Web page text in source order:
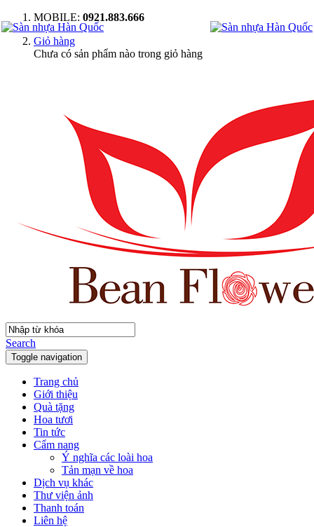
MOBILE: 0921.883.666
Giỏ hàng
Chưa có sản phẩm nào trong giỏ hàng
Search
Toggle navigation
Trang chủ
Giới thiệu
Quà tặng
Hoa tươi
Tin tức
Cẩm nang
Ý nghĩa các loài hoa
Tản mạn về hoa
Dịch vụ khác
Thư viện ảnh
Thanh toán
Liên hệ